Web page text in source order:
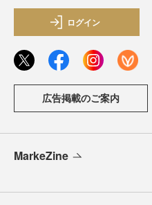
ログイン
広告掲載のご案内
MarkeZine